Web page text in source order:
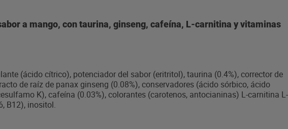
a mango, con taurina, ginseng, cafeína, L-carnitina y vitaminas
(ácido cítrico), potenciador del sabor (eritritol), taurina (0.4%), corrector de
de raíz de panax ginseng (0.08%), conservadores (ácido sórbico, ácido
K), cafeína (0.03%), colorantes (carotenos, antocianinas) L-carnitina L-
B12), inositol.